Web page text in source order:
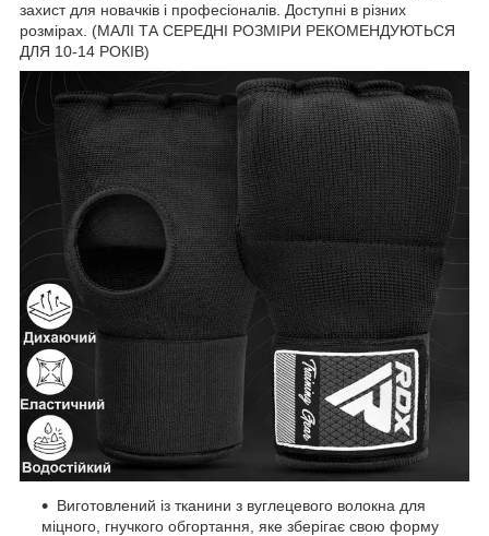
захист для новачків і професіоналів. Доступні в різних
розмірах. (МАЛІ ТА СЕРЕДНІ РОЗМІРИ РЕКОМЕНДУЮТЬСЯ
ДЛЯ 10-14 РОКІВ)
Виготовлений із тканини з вуглецевого волокна для
міцного, гнучкого обгортання, яке зберігає свою форму